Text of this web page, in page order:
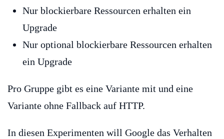
Nur blockierbare Ressourcen erhalten ein
Upgrade
Nur optional blockierbare Ressourcen erhalten
ein Upgrade
Pro Gruppe gibt es eine Variante mit und eine
Variante ohne Fallback auf HTTP.
In diesen Experimenten will Google das Verhalten